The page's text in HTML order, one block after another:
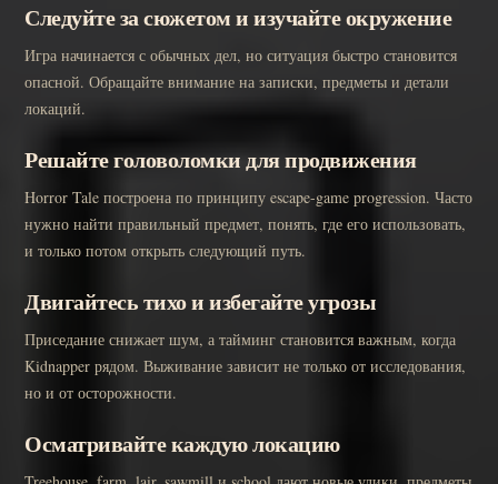
Следуйте за сюжетом и изучайте окружение
Игра начинается с обычных дел, но ситуация быстро становится
опасной. Обращайте внимание на записки, предметы и детали
локаций.
Решайте головоломки для продвижения
Horror Tale построена по принципу escape-game progression. Часто
нужно найти правильный предмет, понять, где его использовать,
и только потом открыть следующий путь.
Двигайтесь тихо и избегайте угрозы
Приседание снижает шум, а тайминг становится важным, когда
Kidnapper рядом. Выживание зависит не только от исследования,
но и от осторожности.
Осматривайте каждую локацию